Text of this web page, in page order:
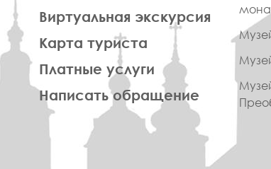
Виртуальная экскурсия
Карта туриста
Платные услуги
Написать обращение